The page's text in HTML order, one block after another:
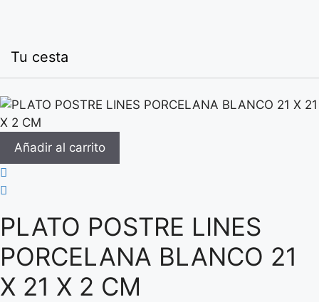
Tu cesta
Añadir al carrito
PLATO POSTRE LINES
PORCELANA BLANCO 21
X 21 X 2 CM